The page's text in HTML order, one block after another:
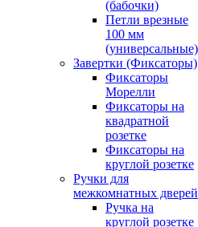
(бабочки)
Петли врезные
100 мм
(универсальные)
Завертки (Фиксаторы)
Фиксаторы
Морелли
Фиксаторы на
квадратной
розетке
Фиксаторы на
круглой розетке
Ручки для
межкомнатных дверей
Ручка на
круглой розетке